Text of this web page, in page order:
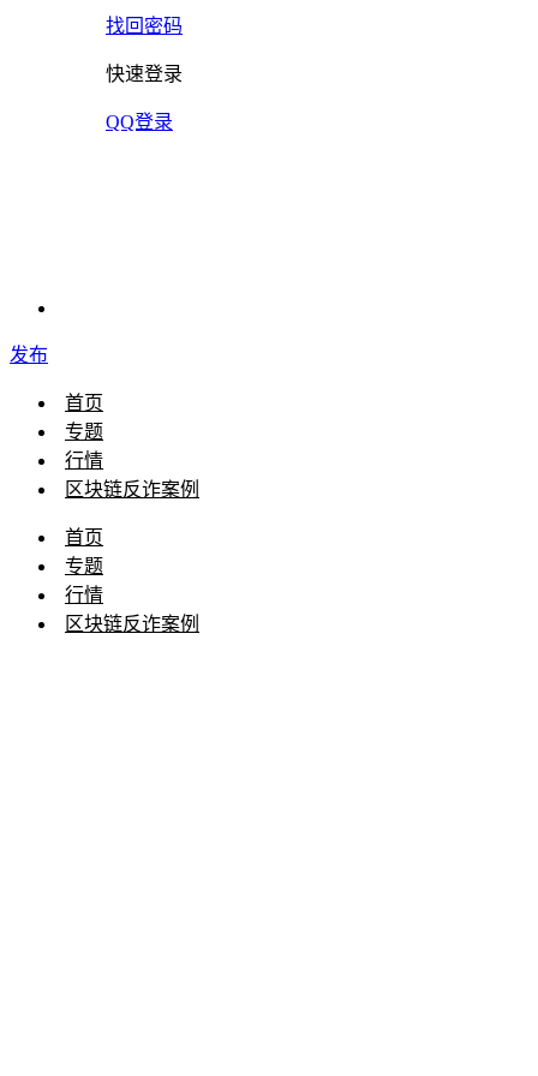
找回密码
快速登录
QQ登录
发布
首页
专题
行情
区块链反诈案例
首页
专题
行情
区块链反诈案例